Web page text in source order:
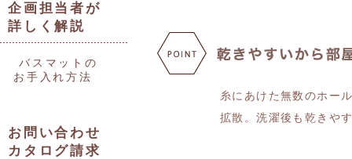
企画担当者が
詳しく解説
バスマットの
お手入れ方法
お問い合わせ
カタログ請求
糸にあけた無数のホー
拡散。洗濯後も乾きや